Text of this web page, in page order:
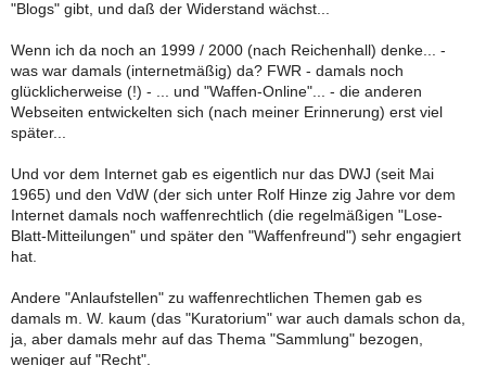
"Blogs" gibt, und daß der Widerstand wächst...
Wenn ich da noch an 1999 / 2000 (nach Reichenhall) denke... -
was war damals (internetmäßig) da? FWR - damals noch
glücklicherweise (!) - ... und "Waffen-Online"... - die anderen
Webseiten entwickelten sich (nach meiner Erinnerung) erst viel
später...
Und vor dem Internet gab es eigentlich nur das DWJ (seit Mai
1965) und den VdW (der sich unter Rolf Hinze zig Jahre vor dem
Internet damals noch waffenrechtlich (die regelmäßigen "Lose-
Blatt-Mitteilungen" und später den "Waffenfreund") sehr engagiert
hat.
Andere "Anlaufstellen" zu waffenrechtlichen Themen gab es
damals m. W. kaum (das "Kuratorium" war auch damals schon da,
ja, aber damals mehr auf das Thema "Sammlung" bezogen,
weniger auf "Recht".